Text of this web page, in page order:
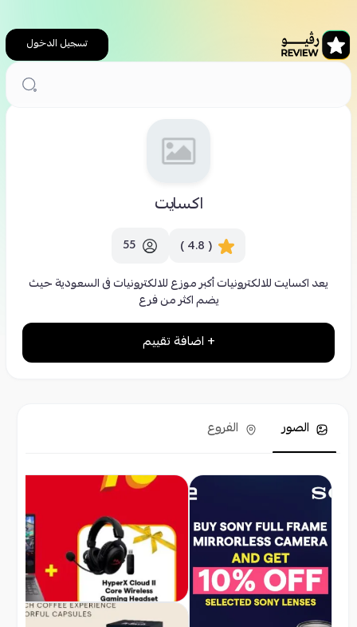
تسجيل الدخول
اكسايت
( 4.8 )
55
يعد اكسايت للالكترونيات أكبر موزع للالكترونيات فى السعودية حيث
يضم اكثر من فرع
+ اضافة تقييم
الصور الفروع